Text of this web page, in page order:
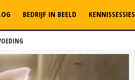
BEDRIJF IN BEELD KENNISSESSIES